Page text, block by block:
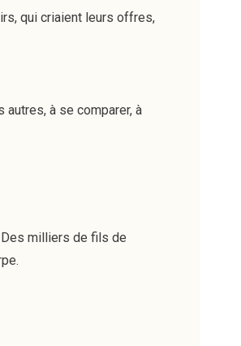
qui criaient leurs offres,
autres, à se comparer, à
Des milliers de fils de